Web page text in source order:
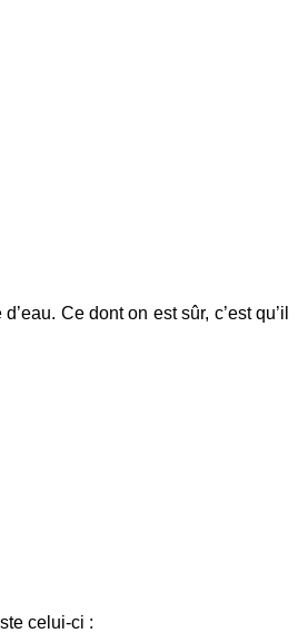
Ce dont on est sûr, c’est qu’il
celui-ci :